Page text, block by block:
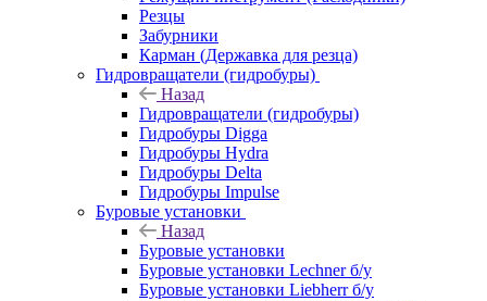
Резцы
Забурники
Карман (Державка для резца)
Гидровращатели (гидробуры)
Назад
Гидровращатели (гидробуры)
Гидробуры Digga
Гидробуры Hydra
Гидробуры Delta
Гидробуры Impulse
Буровые установки
Назад
Буровые установки
Буровые установки Lechner б/у
Буровые установки Liebherr б/у